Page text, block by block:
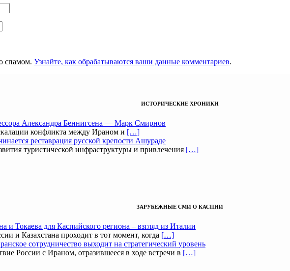
спамом. Узнайте, как обрабатываются ваши данные комментариев.
ИСТОРИЧЕСКИЕ ХРОНИКИ
Александра Беннигсена — Марк Смирнов
конфликта между Ираном и […]
реставрация русской крепости Ашураде
туристической инфраструктуры и привлечения […]
ЗАРУБЕЖНЫЕ СМИ О КАСПИИ
и Токаева для Каспийского региона – взгляд из Италии
и Казахстана проходит в тот момент, когда […]
сотрудничество выходит на стратегический уровень
России с Ираном, отразившееся в ходе встречи в […]